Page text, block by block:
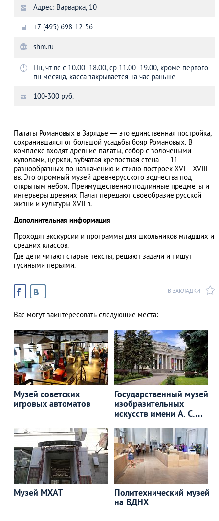
Адрес: Варварка, 10
+7 (495) 698-12-56
shm.ru
Пн, чт-вс с 10.00–18.00, ср 11.00–19.00, кроме первого
пн месяца, касса закрывается на час раньше
100-300 руб.
Палаты Романовых в Зарядье — это единственная постройка,
сохранившаяся от большой усадьбы бояр Романовых. В
комплекс входят древние палаты, собор с золочеными
куполами, церкви, зубчатая крепостная стена — 11
разнообразных по назначению и стилю построек XVI—XVIII
вв. Это огромный музей древнерусского зодчества под
открытым небом. Преимущественно подлинные предметы и
интерьеры древних Палат передают своеобразие русской
жизни и культуры XVII в.
Дополнительная информация
Проходят экскурсии и программы для школьников младших и
средних классов.
Где дети читают старые тексты, решают задачи и пишут
гусиными перьями.
В ЗАКЛАДКИ
Вас могут заинтересовать следующие места:
Музей советских
игровых автоматов
Государственный музей
изобразительных
искусств имени А. С.
Музей МХАТ
Политехнический музей
на ВДНХ